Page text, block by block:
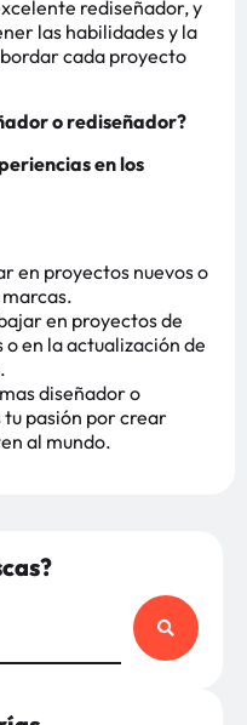
rediseñador, y
las habilidades y la
cada proyecto
o rediseñador?
en los
en proyectos nuevos o
en proyectos de
en la actualización de
diseñador o
pasión por crear
al mundo.